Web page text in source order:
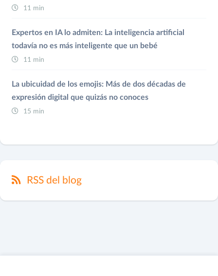
11 min
Expertos en IA lo admiten: La inteligencia artificial
todavía no es más inteligente que un bebé
11 min
La ubicuidad de los emojis: Más de dos décadas de
expresión digital que quizás no conoces
15 min
RSS del blog